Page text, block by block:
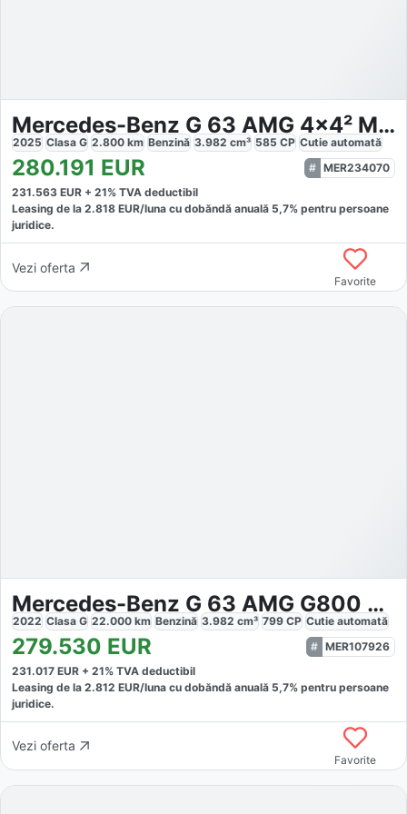
Mercedes-Benz G 63 AMG 4x4² MAGNO Night-P Carbon TV 3D
2025 Clasa G 2.800 km Benzină 3.982 cm³ 585 CP Cutie automată
280.191 EUR
MER234070
231.563 EUR + 21% TVA deductibil
Leasing de la 2.818 EUR/luna cu dobăndă anuală 5,7% pentru persoane
juridice.
Vezi oferta
Favorite
Mercedes-Benz G 63 AMG G800 Brabus Widestar
2022 Clasa G 22.000 km Benzină 3.982 cm³ 799 CP Cutie automată
279.530 EUR
MER107926
231.017 EUR + 21% TVA deductibil
Leasing de la 2.812 EUR/luna cu dobăndă anuală 5,7% pentru persoane
juridice.
Vezi oferta
Favorite